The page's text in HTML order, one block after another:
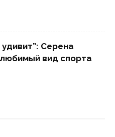
Серена
вид спорта